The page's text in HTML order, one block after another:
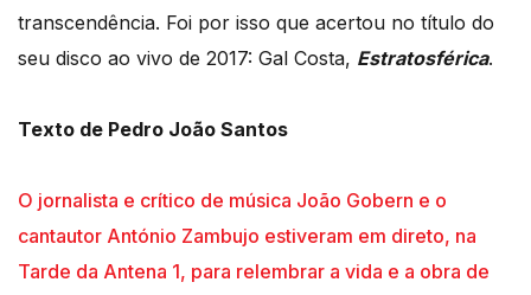
transcendência. Foi por isso que acertou no título do
seu disco ao vivo de 2017: Gal Costa, Estratosférica.
Texto de Pedro João Santos
O jornalista e crítico de música João Gobern e o
cantautor António Zambujo estiveram em direto, na
Tarde da Antena 1, para relembrar a vida e a obra de